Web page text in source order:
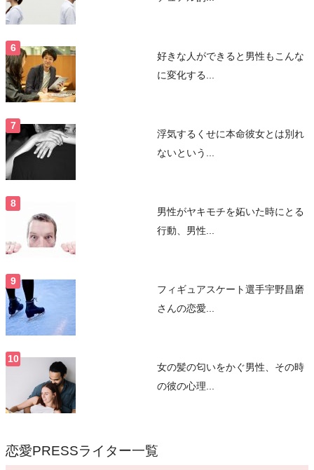
好きな人ができると男性もこんな
に変化する...
浮気するくせに本命彼女とは別れ
ないという...
男性がヤキモチを妬いた時にとる
行動、男性...
フィギュアスケート選手宇野昌磨
さんの恋愛...
女の髪の匂いをかぐ男性、その時
の彼の心理...
恋愛PRESSライター一覧